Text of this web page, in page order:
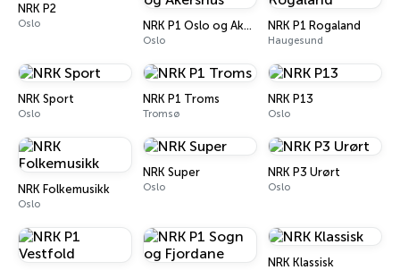
NRK P2
Oslo NRK P1 Oslo og Akershus
Oslo
NRK P1 Rogaland
Haugesund
NRK Sport
Oslo
NRK P1 Troms
Tromsø
NRK P13
Oslo
NRK Folkemusikk
Oslo
NRK Super
Oslo
NRK P3 Urørt
Oslo
NRK Klassisk